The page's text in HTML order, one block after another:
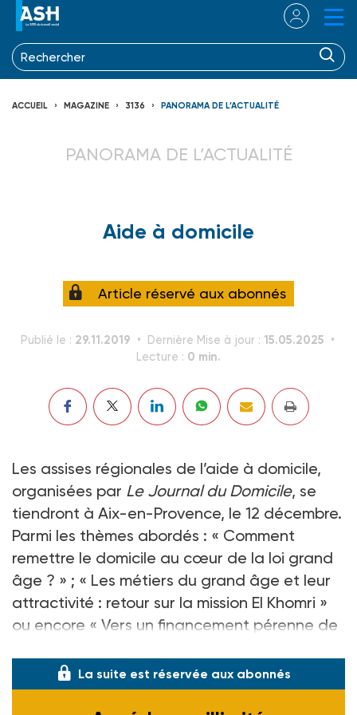
ACCUEIL MAGAZINE 3136 PANORAMA DE L’ACTUALITÉ
PANORAMA DE L’ACTUALITÉ
Aide à domicile
Article réservé aux abonnés
Publié le : 29.11.2019 Dernière Mise à jour : 15.05.2025
Lecture : 0 min.
Les assises régionales de l’aide à domicile,
organisées par Le Journal du Domicile, se
tiendront à Aix-en-Provence, le 12 décembre.
Parmi les thèmes abordés : « Comment
remettre le domicile au cœur de la loi grand
âge ? » ; « Les métiers du grand âge et leur
attractivité : retour sur la mission El Khomri »
ou encore « Vers un financement pérenne de
La suite est réservée aux abonnés